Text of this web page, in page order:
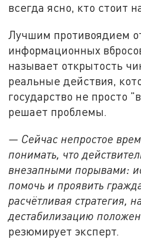
всегда ясно, кто стоит
Лучшим противоядием
информационных
называет открытость
реальные действия,
государство не просто
решает проблемы.
— Сейчас непростое
понимать, что
внезапными порывами:
помочь и проявить
расчётливая стратегия,
дестабилизацию
резюмирует эксперт.